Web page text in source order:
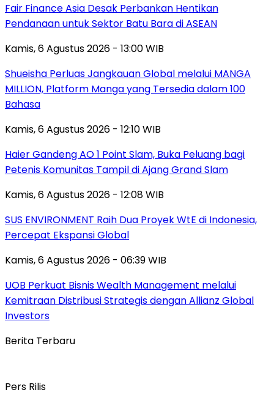
Fair Finance Asia Desak Perbankan Hentikan
Pendanaan untuk Sektor Batu Bara di ASEAN
Kamis, 6 Agustus 2026 - 13:00 WIB
Shueisha Perluas Jangkauan Global melalui MANGA
MILLION, Platform Manga yang Tersedia dalam 100
Bahasa
Kamis, 6 Agustus 2026 - 12:10 WIB
Haier Gandeng AO 1 Point Slam, Buka Peluang bagi
Petenis Komunitas Tampil di Ajang Grand Slam
Kamis, 6 Agustus 2026 - 12:08 WIB
SUS ENVIRONMENT Raih Dua Proyek WtE di Indonesia,
Percepat Ekspansi Global
Kamis, 6 Agustus 2026 - 06:39 WIB
UOB Perkuat Bisnis Wealth Management melalui
Kemitraan Distribusi Strategis dengan Allianz Global
Investors
Berita Terbaru
Pers Rilis